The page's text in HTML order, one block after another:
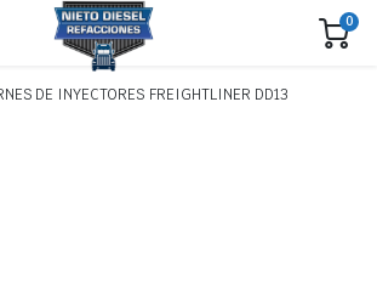
0
DE INYECTORES FREIGHTLINER DD13